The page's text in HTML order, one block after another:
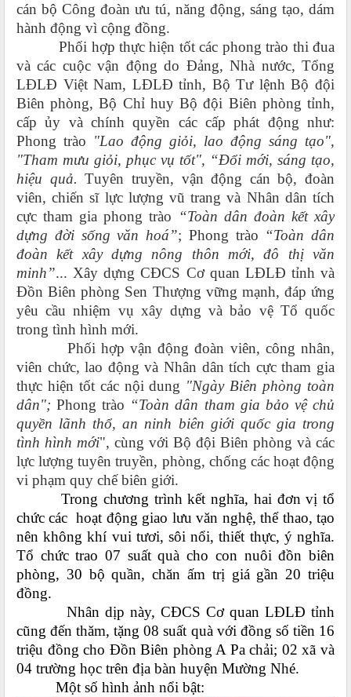
cán bộ Công đoàn ưu tú, năng động, sáng tạo, dám
hành động vì cộng đồng.
Phối hợp thực hiện tốt các phong trào thi đua
và các cuộc vận động do Đảng, Nhà nước, Tổng
LĐLĐ Việt Nam, LĐLĐ tỉnh, Bộ Tư lệnh Bộ đội
Biên phòng, Bộ Chỉ huy Bộ đội Biên phòng tỉnh,
cấp ủy và chính quyền các cấp phát động như:
Phong trào "Lao động giỏi, lao động sáng tạo",
"Tham mưu giỏi, phục vụ tốt", “Đổi mới, sáng tạo,
hiệu quả.Tuyên truyền, vận động cán bộ, đoàn
viên, chiến sĩ lực lượng vũ trang và Nhân dân tích
cực tham gia phong trào “Toàn dân đoàn kết xây
dựng đời sống văn hoá”; Phong trào “Toàn dân
đoàn kết xây dựng nông thôn mới, đô thị văn
minh”... Xây dựng CĐCS Cơ quan LĐLĐ tỉnh và
Đồn Biên phòng Sen Thượng vững mạnh, đáp ứng
yêu cầu nhiệm vụ xây dựng và bảo vệ Tổ quốc
trong tình hình mới.
Phối hợp vận động đoàn viên, công nhân,
viên chức, lao động và Nhân dân tích cực tham gia
thực hiện tốt các nội dung "Ngày Biên phòng toàn
dân"; Phong trào “Toàn dân tham gia bảo vệ chủ
quyền lãnh thổ, an ninh biên giới quốc gia trong
tình hình mới", cùng với Bộ đội Biên phòng và các
lực lượng tuyên truyền, phòng, chống các hoạt động
vi phạm quy chế biên giới.
Trong chương trình kết nghĩa, hai đơn vị tổ
chức các hoạt động giao lưu văn nghệ, thể thao, tạo
nên không khí vui tươi, sôi nổi, thiết thực, ý‎ nghĩa.
Tổ chức trao 07 suất quà cho con nuôi đồn biên
phòng, 30 bộ quần, chăn ấm trị giá gần 20 triệu
đồng.
Nhân dịp này, CĐCS Cơ quan LĐLĐ tỉnh
cũng đến thăm, tặng 08 suất quà với đồng số tiền 16
triệu đồng cho Đồn Biên phòng A Pa chải; 02 xã và
04 trường học trên địa bàn huyện Mường Nhé.
Một số hình ảnh nổi bật: